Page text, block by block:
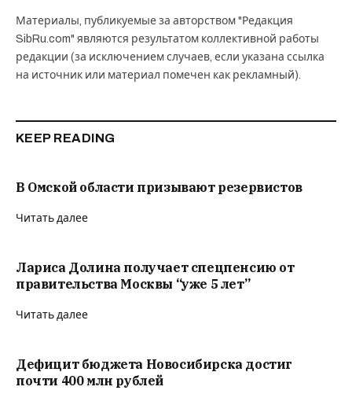
Материалы, публикуемые за авторством "Редакция
SibRu.com" являются результатом коллективной работы
редакции (за исключением случаев, если указана ссылка
на источник или материал помечен как рекламный).
KEEP READING
В Омской области призывают резервистов
Читать далее
Лариса Долина получает спецпенсию от
правительства Москвы “уже 5 лет”
Читать далее
Дефицит бюджета Новосибирска достиг
почти 400 млн рублей